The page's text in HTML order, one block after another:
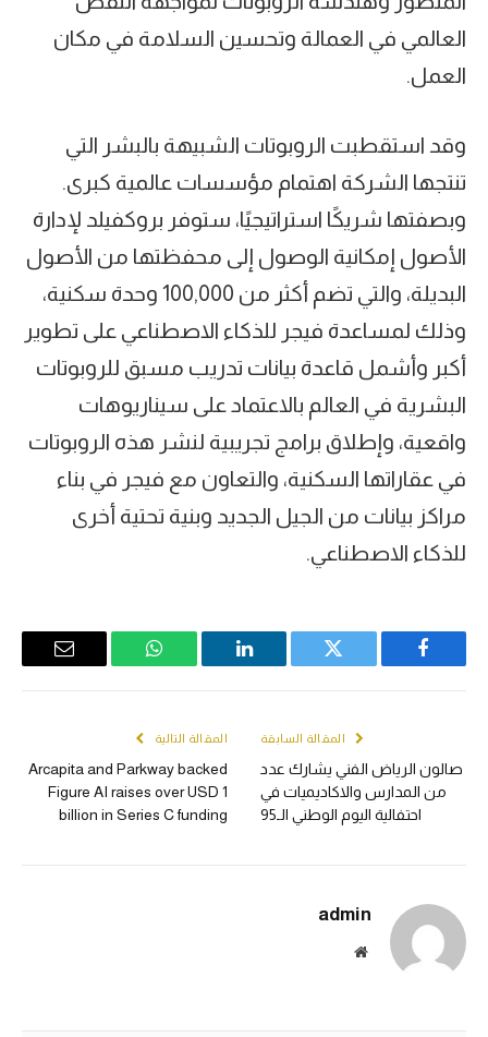
العالمي في العمالة وتحسين السلامة في مكان
العمل.
وقد استقطبت الروبوتات الشبيهة بالبشر التي
تنتجها الشركة اهتمام مؤسسات عالمية كبرى.
وبصفتها شريكًا استراتيجيًا، ستوفر بروكفيلد لإدارة
الأصول إمكانية الوصول إلى محفظتها من الأصول
البديلة، والتي تضم أكثر من 100,000 وحدة سكنية،
وذلك لمساعدة فيجر للذكاء الاصطناعي على تطوير
أكبر وأشمل قاعدة بيانات تدريب مسبق للروبوتات
البشرية في العالم بالاعتماد على سيناريوهات
واقعية، وإطلاق برامج تجريبية لنشر هذه الروبوتات
في عقاراتها السكنية، والتعاون مع فيجر في بناء
مراكز بيانات من الجيل الجديد وبنية تحتية أخرى
للذكاء الاصطناعي.
Facebook
Twitter
LinkedIn
WhatsApp
Email
المقالة السابقة
صالون الرياض الفني يشارك عدد
من المدارس والاكاديميات في
احتفالية اليوم الوطني الـ95
المقالة التالية
Arcapita and Parkway backed
Figure AI raises over USD 1
billion in Series C funding
admin
الموقع